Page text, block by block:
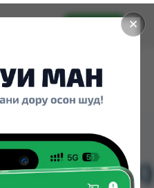
✕
Установить